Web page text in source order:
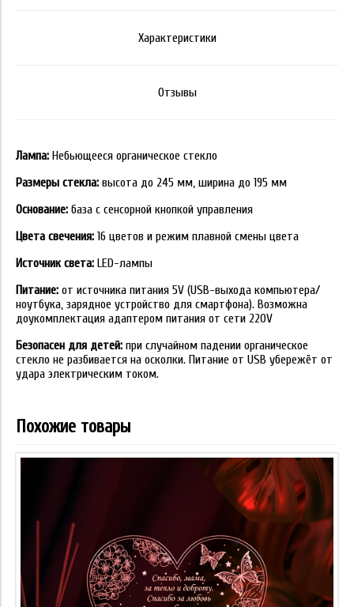
Характеристики
Отзывы
Лампа: Небьющееся органическое стекло
Размеры стекла: высота до 245 мм, ширина до 195 мм
Основание: база с сенсорной кнопкой управления
Цвета свечения: 16 цветов и режим плавной смены цвета
Источник света: LED-лампы
Питание: от источника питания 5V (USB-выхода компьютера/
ноутбука, зарядное устройство для смартфона). Возможна
доукомплектация адаптером питания от сети 220V
Безопасен для детей: при случайном падении органическое
стекло не разбивается на осколки. Питание от USB убережёт от
удара электрическим током.
Похожие товары